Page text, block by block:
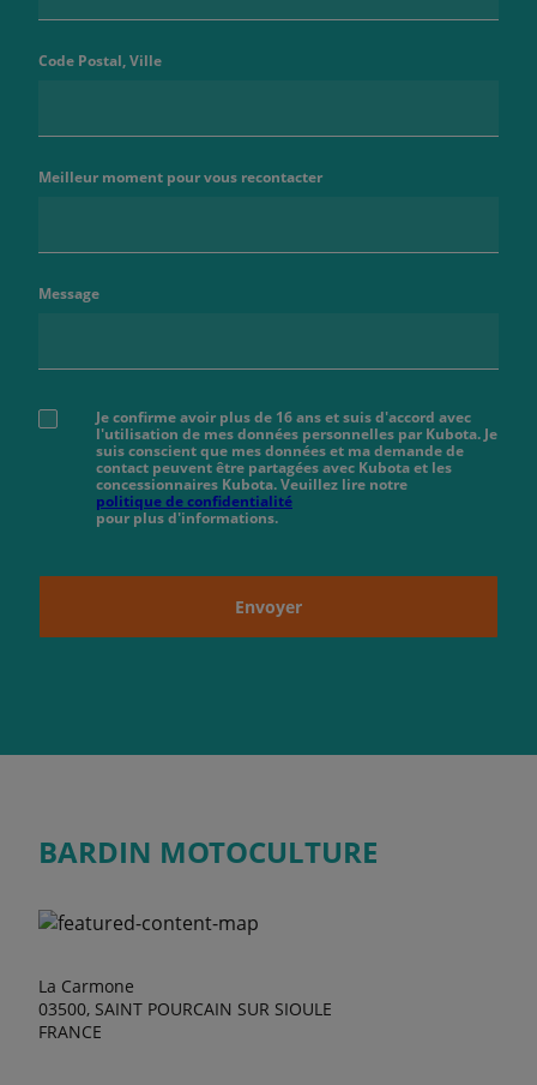
Code Postal, Ville
Meilleur moment pour vous recontacter
Message
Je confirme avoir plus de 16 ans et suis d'accord avec
l'utilisation de mes données personnelles par Kubota. Je
suis conscient que mes données et ma demande de
contact peuvent être partagées avec Kubota et les
concessionnaires Kubota. Veuillez lire notre
politique de confidentialité
pour plus d'informations.
Envoyer
BARDIN MOTOCULTURE
La Carmone
03500, SAINT POURCAIN SUR SIOULE
FRANCE